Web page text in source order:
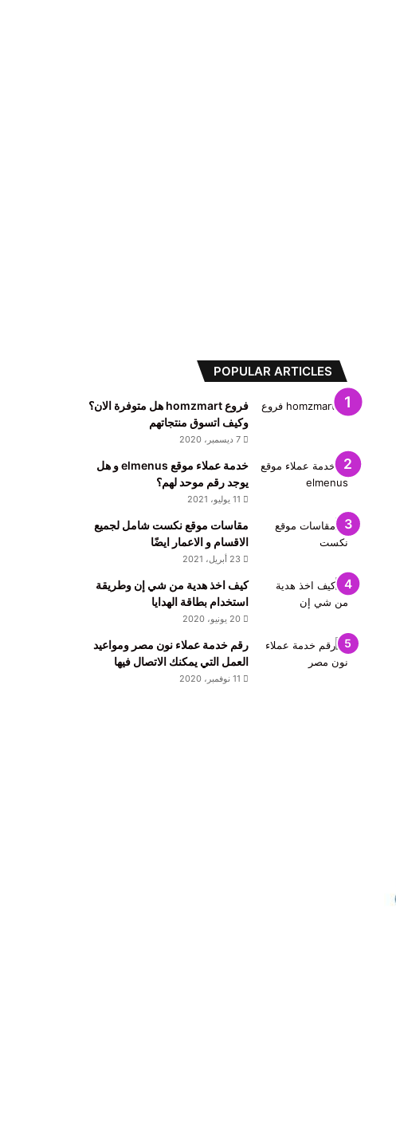
POPULAR ARTICLES
فروع homzmart هل متوفرة الان؟
وكيف اتسوق منتجاتهم
7 ديسمبر، 2020
خدمة عملاء موقع elmenus و هل
يوجد رقم موحد لهم؟
11 يوليو، 2021
مقاسات موقع نكست شامل لجميع
الاقسام و الاعمار ايضًا
23 أبريل، 2021
كيف اخذ هدية من شي إن وطريقة
استخدام بطاقة الهدايا
20 يونيو، 2020
رقم خدمة عملاء نون مصر ومواعيد
العمل التي يمكنك الاتصال فيها
11 نوفمبر، 2020